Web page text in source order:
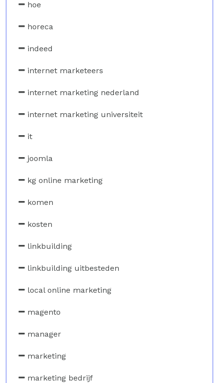
hoe
horeca
indeed
internet marketeers
internet marketing nederland
internet marketing universiteit
it
joomla
kg online marketing
komen
kosten
linkbuilding
linkbuilding uitbesteden
local online marketing
magento
manager
marketing
marketing bedrijf